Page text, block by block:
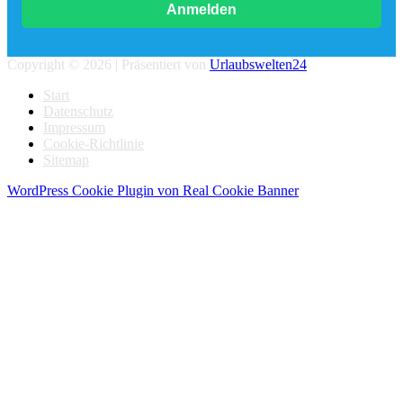
Anmelden
Copyright © 2026 | Präsentiert von Urlaubswelten24
Start
Datenschutz
Impressum
Cookie-Richtlinie
Sitemap
WordPress Cookie Plugin von Real Cookie Banner